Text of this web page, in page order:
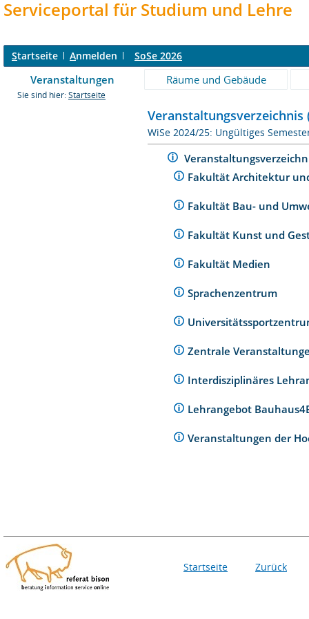
Serviceportal für Studium und Lehre
Startseite Anmelden SoSe 2026
Veranstaltungen Räume und Gebäude
Sie sind hier: Startseite
Veranstaltungsverzeichnis
WiSe 2024/25: Ungültiges
Fakultät Architektur
Fakultät Bau- und
Fakultät Kunst und
Fakultät Medien
Sprachenzentrum
Zentrale
Interdisziplinäres
Lehrangebot
Veranstaltungen der
Startseite Zurück